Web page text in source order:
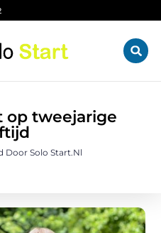
op tweejarige
Door Solo Start.nl